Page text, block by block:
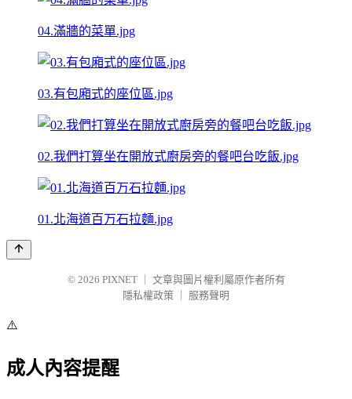
04.滿牆的菜單.jpg
03.有包廂式的座位區.jpg
02.我們打算坐在開放式廚房旁的餐吧台吃飯.jpg
01.北海道百万石拉麵.jpg
© 2026 PIXNET
文章與圖片權利屬原作者所有
隱私權政策
服務聲明
⚠️
成人內容提醒